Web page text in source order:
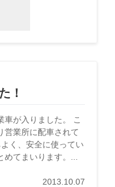
！
車が入りました。 こ
営業所に配車されて
、安全に使ってい
てまいります。...
2013.10.07